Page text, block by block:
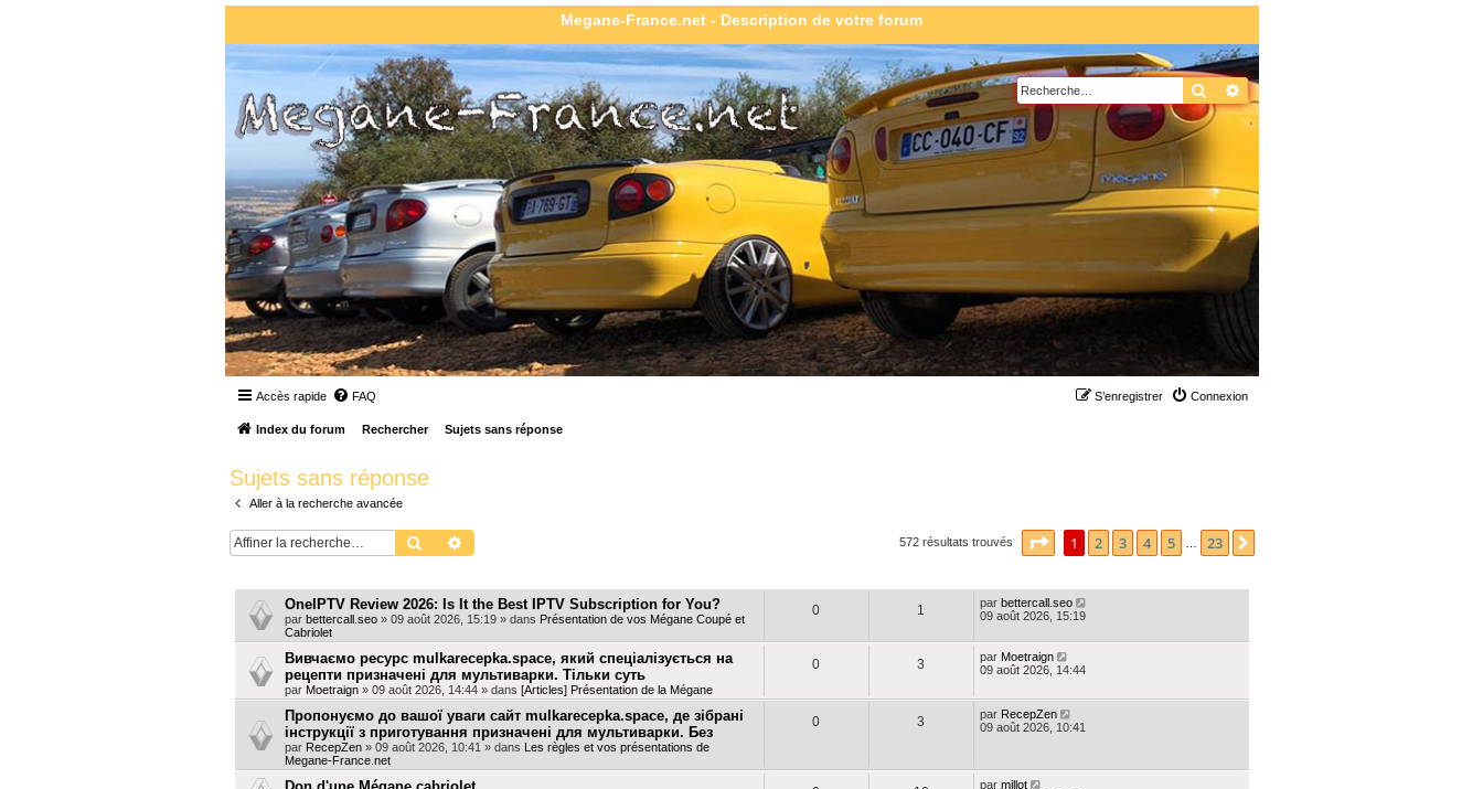
Megane-France.net - Description de votre forum
RechercherRecherche avancée
Accès rapide FAQ Connexion
S’enregistrer
Index du forum Rechercher Sujets sans réponse
Sujets sans réponse
Aller à la recherche avancée
Rechercher 572 résultats trouvés Page sur23
1 2 3 4 5 23
OneIPTV Review 2026: Is It the Best IPTV Subscription for You?
par bettercall.seo» 09 août 2026, 15:19» dans Présentation de vos Mégane Coupé et
Cabriolet
0 1 par bettercall.seo
09 août 2026, 15:19
Вивчаємо ресурс mulkarecepka.space, який спеціалізується на
рецепти призначені для мультиварки. Тільки суть
par Moetraign» 09 août 2026, 14:44» dans [Articles] Présentation de la Mégane
0 3 par Moetraign
09 août 2026, 14:44
Пропонуємо до вашої уваги сайт mulkarecepka.space, де зібрані
інструкції з приготування призначені для мультиварки. Без
par RecepZen» 09 août 2026, 10:41 » dans Les règles et vos présentations de
Megane-France.net
0 3 par RecepZen
09 août 2026, 10:41
Don d'une Mégane cabriolet par millot